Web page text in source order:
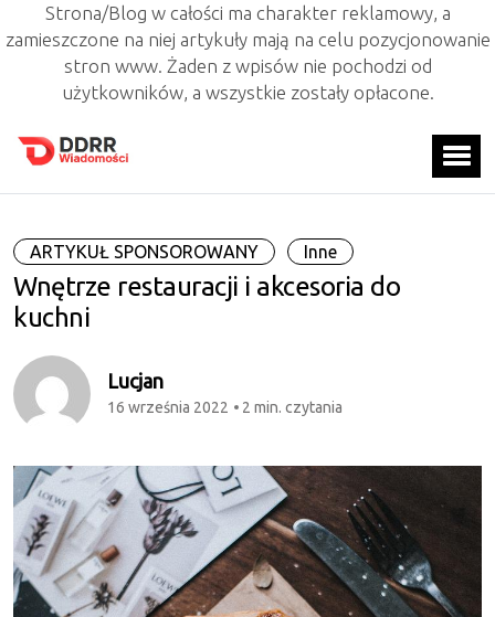
Strona/Blog w całości ma charakter reklamowy, a
zamieszczone na niej artykuły mają na celu pozycjonowanie
stron www. Żaden z wpisów nie pochodzi od
użytkowników, a wszystkie zostały opłacone.
ARTYKUŁ SPONSOROWANY Inne
Wnętrze restauracji i akcesoria do
kuchni
Lucjan
16 września 2022 2 min. czytania